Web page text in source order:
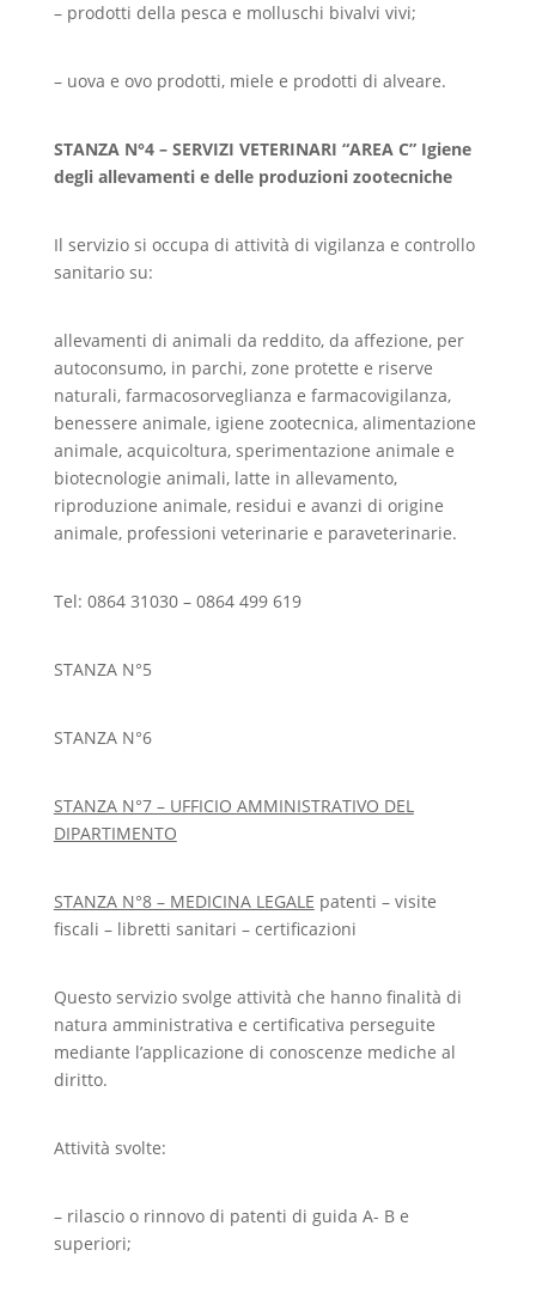
– prodotti della pesca e molluschi bivalvi vivi;
– uova e ovo prodotti, miele e prodotti di alveare.
STANZA N°4 – SERVIZI VETERINARI “AREA C” Igiene
degli allevamenti e delle produzioni zootecniche
Il servizio si occupa di attività di vigilanza e controllo
sanitario su:
allevamenti di animali da reddito, da affezione, per
autoconsumo, in parchi, zone protette e riserve
naturali, farmacosorveglianza e farmacovigilanza,
benessere animale, igiene zootecnica, alimentazione
animale, acquicoltura, sperimentazione animale e
biotecnologie animali, latte in allevamento,
riproduzione animale, residui e avanzi di origine
animale, professioni veterinarie e paraveterinarie.
Tel: 0864 31030 – 0864 499 619
STANZA N°5
STANZA N°6
STANZA N°7 – UFFICIO AMMINISTRATIVO DEL
DIPARTIMENTO
STANZA N°8 – MEDICINA LEGALE patenti – visite
fiscali – libretti sanitari – certificazioni
Questo servizio svolge attività che hanno finalità di
natura amministrativa e certificativa perseguite
mediante l’applicazione di conoscenze mediche al
diritto.
Attività svolte:
– rilascio o rinnovo di patenti di guida A- B e
superiori;